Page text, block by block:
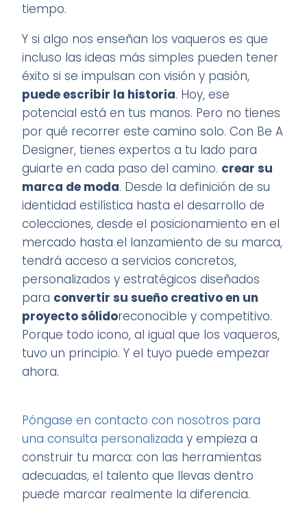
tiempo.
Y si algo nos enseñan los vaqueros es que
incluso las ideas más simples pueden tener
éxito si se impulsan con visión y pasión,
puede escribir la historia. Hoy, ese
potencial está en tus manos. Pero no tienes
por qué recorrer este camino solo. Con Be A
Designer, tienes expertos a tu lado para
guiarte en cada paso del camino. crear su
marca de moda. Desde la definición de su
identidad estilística hasta el desarrollo de
colecciones, desde el posicionamiento en el
mercado hasta el lanzamiento de su marca,
tendrá acceso a servicios concretos,
personalizados y estratégicos diseñados
para convertir su sueño creativo en un
proyecto sólidoreconocible y competitivo.
Porque todo icono, al igual que los vaqueros,
tuvo un principio. Y el tuyo puede empezar
ahora.
Póngase en contacto con nosotros para
una consulta personalizada y empieza a
construir tu marca: con las herramientas
adecuadas, el talento que llevas dentro
puede marcar realmente la diferencia.